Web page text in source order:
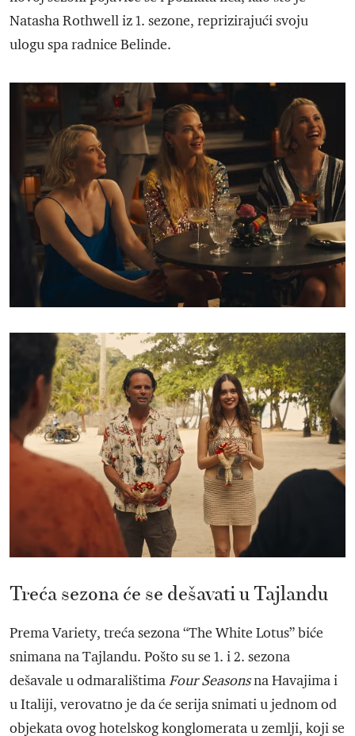
Natasha Rothwell iz 1. sezone, reprizirajući svoju
ulogu spa radnice Belinde.
Treća sezona će se dešavati u Tajlandu
Prema Variety, treća sezona “The White Lotus” biće
snimana na Tajlandu. Pošto su se 1. i 2. sezona
dešavale u odmaralištimaFour Seasonsna Havajima i
u Italiji, verovatno je da će serija snimati u jednom od
objekata ovog hotelskog konglomerata u zemlji, koji se